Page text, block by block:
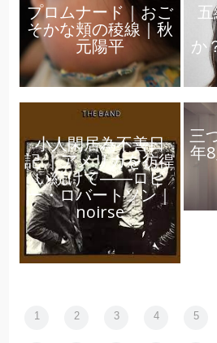
プロムナード｜おご
そかな頬の稜線｜秋
元陽平
五
か
小人閑居為不善日
記 ｜アメリカを彷徨
い続けて――ロビ
ー・ロバートソン｜
noirse
三
年
1 2 3 4 5